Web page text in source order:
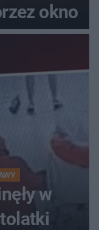
okno
w